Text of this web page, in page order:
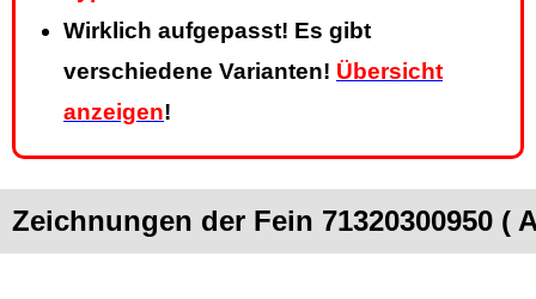
Wirklich aufgepasst! Es gibt
verschiedene Varianten! Übersicht
anzeigen!
Zeichnungen der Fein 71320300950 (